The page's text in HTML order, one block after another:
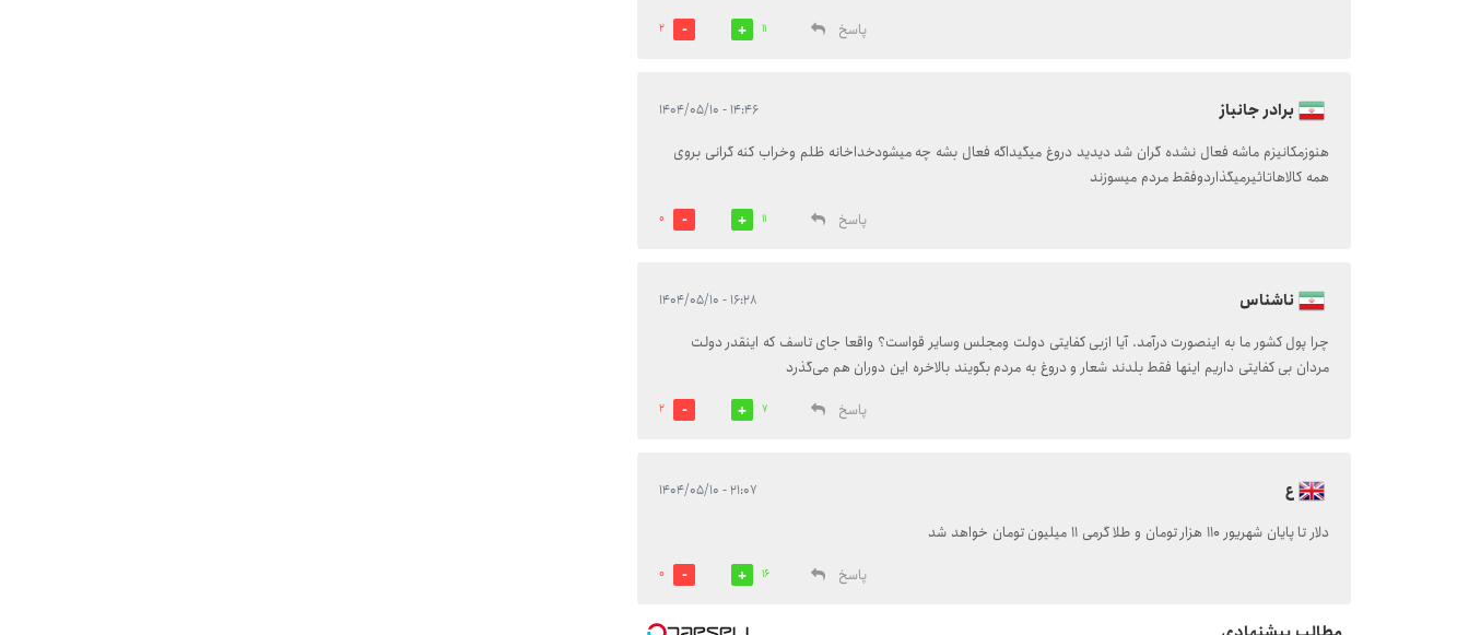
پاسخ
11
2
برادر جانباز ۱۴:۴۶ - ۱۴۰۴/۰۵/۱۰
هنوزمکانیزم ماشه فعال نشده گران شد دیدید دروغ میگیداگه فعال بشه چه میشودخداخانه ظلم وخراب کنه گرانی بروی
همه کالاهاتاثیرمیگذاردوفقط مردم میسوزند
پاسخ
11
0
ناشناس ۱۶:۲۸ - ۱۴۰۴/۰۵/۱۰
چرا پول کشور ما به اینصورت درآمد. آیا ازبی کفایتی دولت ومجلس وسایر قواست؟ واقعا جای تاسف که اینقدر دولت
مردان بی کفایتی داریم اینها فقط بلدند شعار و دروغ به مردم بگویند بالاخره این دوران هم می‌گذرد
پاسخ
7
2
ع ۲۱:۰۷ - ۱۴۰۴/۰۵/۱۰
دلار تا پایان شهریور ۱۱۰ هزار تومان و طلا گرمی ۱۱ میلیون تومان خواهد شد
پاسخ
16
0